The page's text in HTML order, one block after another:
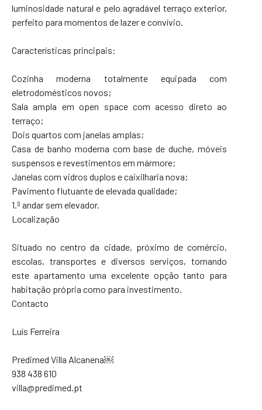
luminosidade natural e pelo agradável terraço exterior,
perfeito para momentos de lazer e convívio.
Características principais:
Cozinha moderna totalmente equipada com
eletrodomésticos novos;
Sala ampla em open space com acesso direto ao
terraço;
Dois quartos com janelas amplas;
Casa de banho moderna com base de duche, móveis
suspensos e revestimentos em mármore;
Janelas com vidros duplos e caixilharia nova;
Pavimento flutuante de elevada qualidade;
1.º andar sem elevador.
Localização
Situado no centro da cidade, próximo de comércio,
escolas, transportes e diversos serviços, tornando
este apartamento uma excelente opção tanto para
habitação própria como para investimento.
Contacto
Luís Ferreira
Predimed Villa Alcanena￼
938 438 610
villa@predimed.pt